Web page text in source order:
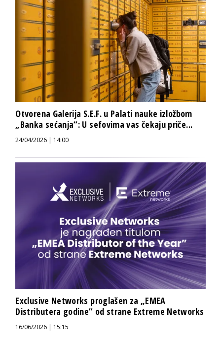
Otvorena Galerija S.E.F. u Palati nauke izložbom
„Banka sećanja“: U sefovima vas čekaju priče...
24/04/2026 | 14:00
Exclusive Networks proglašen za „EMEA
Distributera godine” od strane Extreme Networks
16/06/2026 | 15:15